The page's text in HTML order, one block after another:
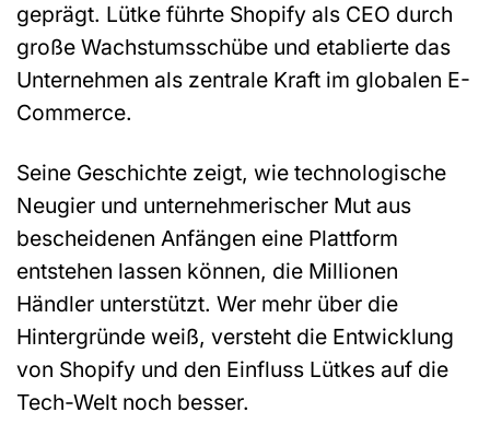
geprägt. Lütke führte Shopify als CEO durch
große Wachstumsschübe und etablierte das
Unternehmen als zentrale Kraft im globalen E-
Commerce.
Seine Geschichte zeigt, wie technologische
Neugier und unternehmerischer Mut aus
bescheidenen Anfängen eine Plattform
entstehen lassen können, die Millionen
Händler unterstützt. Wer mehr über die
Hintergründe weiß, versteht die Entwicklung
von Shopify und den Einfluss Lütkes auf die
Tech-Welt noch besser.